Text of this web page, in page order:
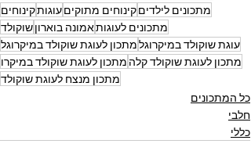
מתכונים לילדיםקינוחים מתוקיםעוגותקינוחים
מתכונים לעוגותאמונה בוארוןשוקולד
עוגת שוקולד במיקרוגלמתכון לעוגת שוקולד במיקרוגל
מתכון לעוגת שוקולד קלה מתכון לעוגת שוקולד במיקרו
מתכון מנצח לעוגת שוקולד
כל המתכונים
חלבי
כללי